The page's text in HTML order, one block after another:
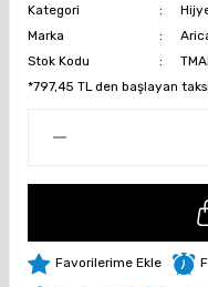
Kategori
Marka
Stok Kodu
*797,45 TL den başlayan